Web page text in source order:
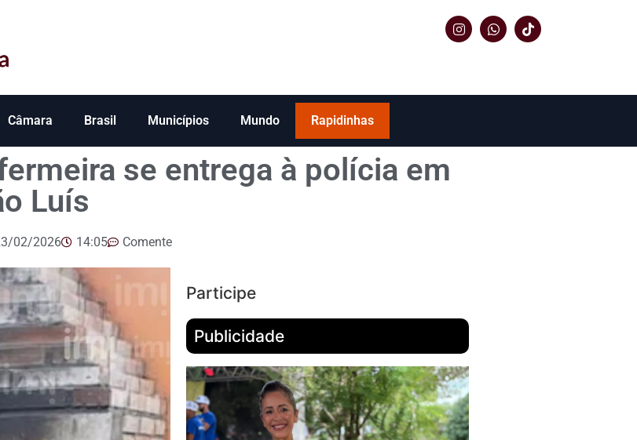
Câmara Brasil Municípios Mundo Rapidinhas
se entrega à polícia em
Luís
02/2026 14:05 Comente
Participe
Publicidade